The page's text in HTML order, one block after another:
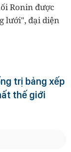
Ronin được
lưới", đại diện
trị bảng xếp
thế giới